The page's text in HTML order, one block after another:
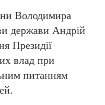
Володимира
держави Андрій
Президії
влад при
питанням